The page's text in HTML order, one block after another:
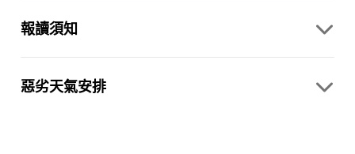
報讀須知
惡劣天氣安排